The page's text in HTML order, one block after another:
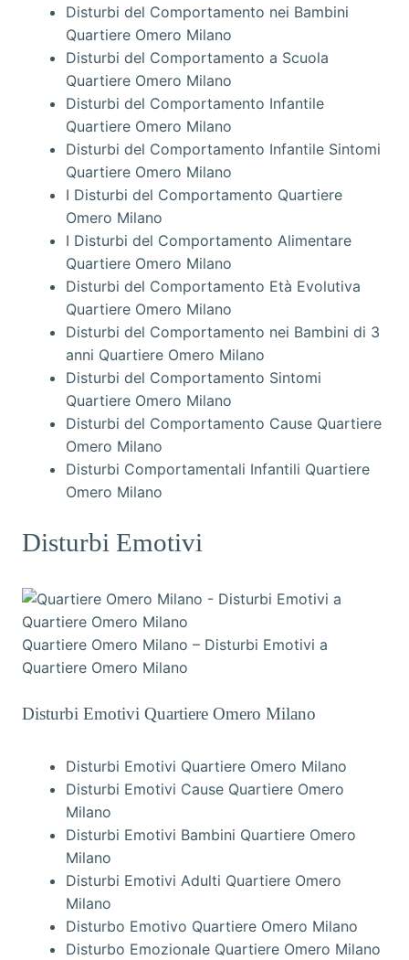
Disturbi del Comportamento nei Bambini
Quartiere Omero Milano
Disturbi del Comportamento a Scuola
Quartiere Omero Milano
Disturbi del Comportamento Infantile
Quartiere Omero Milano
Disturbi del Comportamento Infantile Sintomi
Quartiere Omero Milano
I Disturbi del Comportamento Quartiere
Omero Milano
I Disturbi del Comportamento Alimentare
Quartiere Omero Milano
Disturbi del Comportamento Età Evolutiva
Quartiere Omero Milano
Disturbi del Comportamento nei Bambini di 3
anni Quartiere Omero Milano
Disturbi del Comportamento Sintomi
Quartiere Omero Milano
Disturbi del Comportamento Cause Quartiere
Omero Milano
Disturbi Comportamentali Infantili Quartiere
Omero Milano
Disturbi Emotivi
Quartiere Omero Milano – Disturbi Emotivi a
Quartiere Omero Milano
Disturbi Emotivi Quartiere Omero Milano
Disturbi Emotivi Quartiere Omero Milano
Disturbi Emotivi Cause Quartiere Omero
Milano
Disturbi Emotivi Bambini Quartiere Omero
Milano
Disturbi Emotivi Adulti Quartiere Omero
Milano
Disturbo Emotivo Quartiere Omero Milano
Disturbo Emozionale Quartiere Omero Milano